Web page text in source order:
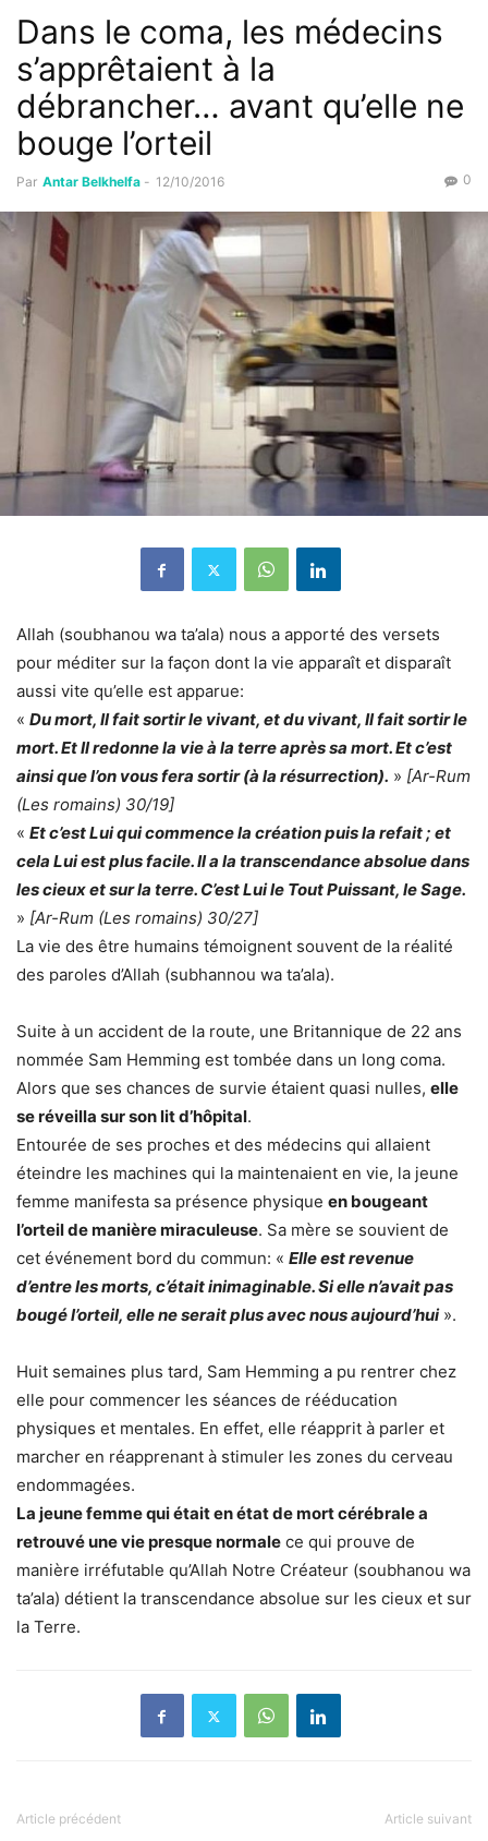
Dans le coma, les médecins
s’apprêtaient à la
débrancher… avant qu’elle ne
bouge l’orteil
Par Antar Belkhelfa - 12/10/2016 0
Allah (soubhanou wa ta’ala) nous a apporté des versets
pour méditer sur la façon dont la vie apparaît et disparaît
aussi vite qu’elle est apparue:
« Du mort, Il fait sortir le vivant, et du vivant, Il fait sortir le
mort. Et Il redonne la vie à la terre après sa mort. Et c’est
ainsi que l’on vous fera sortir (à la résurrection). » [Ar-Rum
(Les romains) 30/19]
« Et c’est Lui qui commence la création puis la refait ; et
cela Lui est plus facile. Il a la transcendance absolue dans
les cieux et sur la terre. C’est Lui le Tout Puissant, le Sage.
» [Ar-Rum (Les romains) 30/27]
La vie des être humains témoignent souvent de la réalité
des paroles d’Allah (subhannou wa ta’ala).
Suite à un accident de la route, une Britannique de 22 ans
nommée Sam Hemming est tombée dans un long coma.
Alors que ses chances de survie étaient quasi nulles, elle
se réveilla sur son lit d’hôpital.
Entourée de ses proches et des médecins qui allaient
éteindre les machines qui la maintenaient en vie, la jeune
femme manifesta sa présence physique en bougeant
l’orteil de manière miraculeuse. Sa mère se souvient de
cet événement bord du commun: « Elle est revenue
d’entre les morts, c’était inimaginable. Si elle n’avait pas
bougé l’orteil, elle ne serait plus avec nous aujourd’hui ».
Huit semaines plus tard, Sam Hemming a pu rentrer chez
elle pour commencer les séances de rééducation
physiques et mentales. En effet, elle réapprit à parler et
marcher en réapprenant à stimuler les zones du cerveau
endommagées.
La jeune femme qui était en état de mort cérébrale a
retrouvé une vie presque normale ce qui prouve de
manière irréfutable qu’Allah Notre Créateur (soubhanou wa
ta’ala) détient la transcendance absolue sur les cieux et sur
la Terre.
Article précédent Article suivant